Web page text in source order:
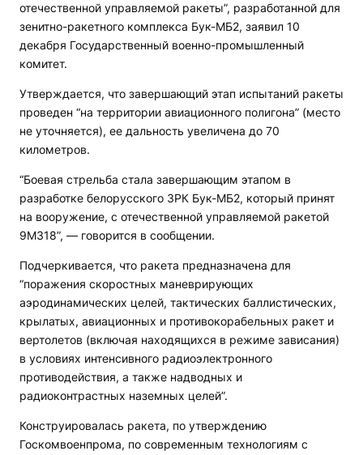
отечественной управляемой ракеты”, разработанной для
зенитно-ракетного комплекса Бук-МБ2, заявил 10
декабря Государственный военно-промышленный
комитет.
Утверждается, что завершающий этап испытаний ракеты
проведен “на территории авиационного полигона” (место
не уточняется), ее дальность увеличена до 70
километров.
“Боевая стрельба стала завершающим этапом в
разработке белорусского ЗРК Бук-МБ2, который принят
на вооружение, с отечественной управляемой ракетой
9М318”, — говорится в сообщении.
Подчеркивается, что ракета предназначена для
“поражения скоростных маневрирующих
аэродинамических целей, тактических баллистических,
крылатых, авиационных и противокорабельных ракет и
вертолетов (включая находящихся в режиме зависания)
в условиях интенсивного радиоэлектронного
противодействия, а также надводных и
радиоконтрастных наземных целей”.
Конструировалась ракета, по утверждению
Госкомвоенпрома, по современным технологиям с